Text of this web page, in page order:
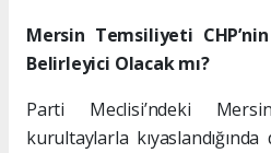
Mersin Temsiliyeti
Belirleyici Olacak mı?
Parti Meclisi’ndeki
kurultaylarla